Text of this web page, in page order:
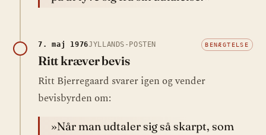
7. maj 1976JYLLANDS-POSTEN BENÆGTELSE
Ritt kræver bevis
Ritt Bjerregaard svarer igen og vender
bevisbyrden om:
»Når man udtaler sig så skarpt, som